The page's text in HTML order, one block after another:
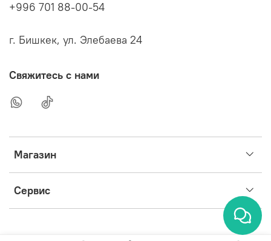
Магазин
Сервис
+996 701 88-00-54
г. Бишкек, ул. Элебаева 24
Свяжитесь с нами